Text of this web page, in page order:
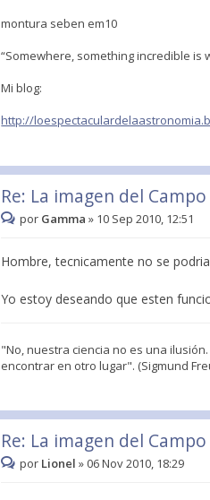
montura seben em10
“Somewhere, something incredible is
Mi blog:
http://
Re: La imagen del
por Gamma » 10 Sep 2010, 12:51
Hombre, tecnicamente no se
Yo estoy deseando que esten
"No, nuestra ciencia no es una
encontrar en otro lugar". (Sigmund
Re: La imagen del
por Lionel »06 Nov 2010, 18:29